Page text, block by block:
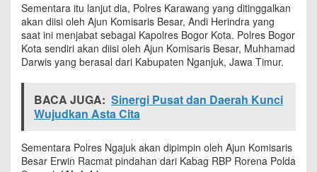
Sementara itu lanjut dia, Polres Karawang yang ditinggalkan
akan diisi oleh Ajun Komisaris Besar, Andi Herindra yang
saat ini menjabat sebagai Kapolres Bogor Kota. Polres Bogor
Kota sendiri akan diisi oleh Ajun Komisaris Besar, Muhhamad
Darwis yang berasal dari Kabupaten Nganjuk, Jawa Timur.
BACA JUGA: Sinergi Pusat dan Daerah Kunci
Wujudkan Asta Cita
Sementara Polres Ngajuk akan dipimpin oleh Ajun Komisaris
Besar Erwin Racmat pindahan dari Kabag RBP Rorena Polda